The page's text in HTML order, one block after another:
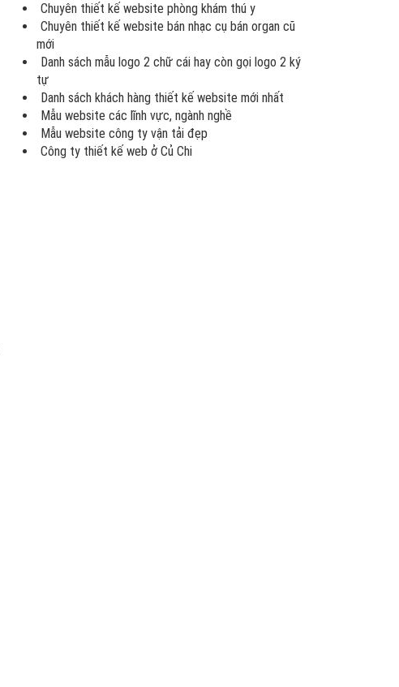
Chuyên thiết kế website phòng khám thú y
Chuyên thiết kế website bán nhạc cụ bán organ cũ
mới
Danh sách mẫu logo 2 chữ cái hay còn gọi logo 2 ký
tự
Danh sách khách hàng thiết kế website mới nhất
Mẫu website các lĩnh vực, ngành nghề
Mẫu website công ty vận tải đẹp
Công ty thiết kế web ở Củ Chi